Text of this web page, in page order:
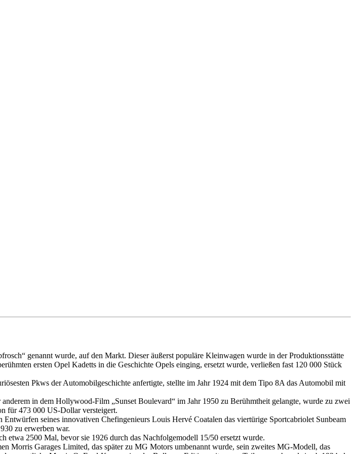
genannt wurde, auf den Markt. Dieser äußerst populäre Kleinwagen wurde in der Produktionsstätte
ersten Opel Kadetts in die Geschichte Opels einging, ersetzt wurde, verließen fast 120 000 Stück
Pkws der Automobilgeschichte anfertigte, stellte im Jahr 1924 mit dem Tipo 8A das Automobil mit
in dem Hollywood-Film „Sunset Boulevard“ im Jahr 1950 zu Berühmtheit gelangte, wurde zu zwei
für 473 000 US-Dollar versteigert.
seines innovativen Chefingenieurs Louis Hervé Coatalen das viertürige Sportcabriolet Sunbeam
zu erwerben war.
2500 Mal, bevor sie 1926 durch das Nachfolgemodell 15/50 ersetzt wurde.
Morris Garages Limited, das später zu MG Motors umbenannt wurde, sein zweites MG-Modell, das